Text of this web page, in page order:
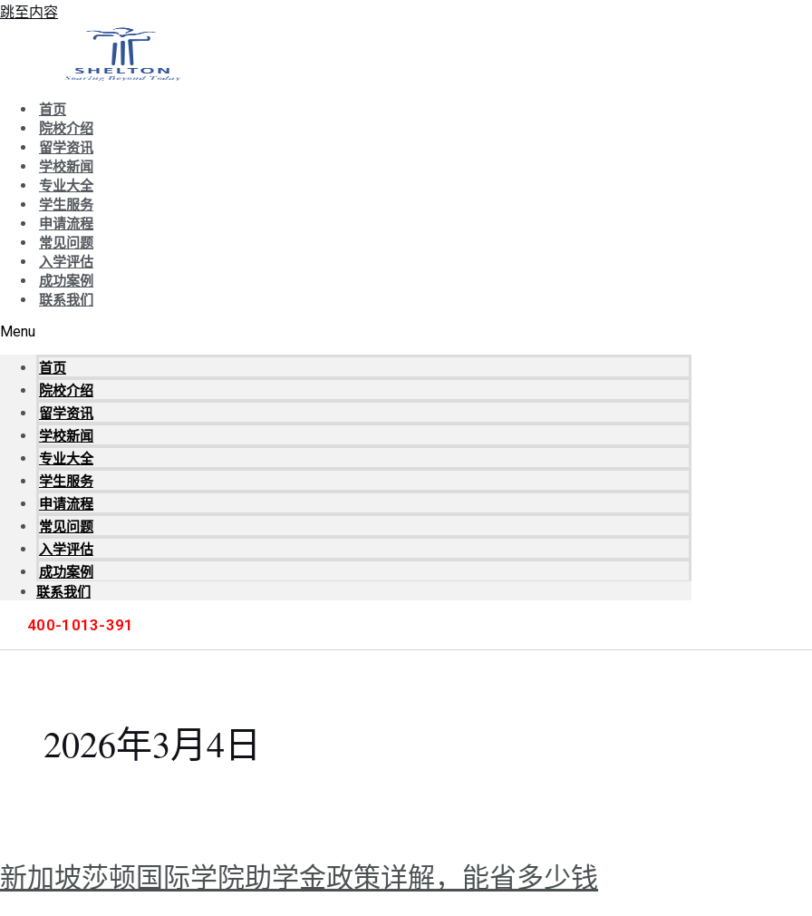
跳至内容
首页
院校介绍
留学资讯
学校新闻
专业大全
学生服务
申请流程
常见问题
入学评估
成功案例
联系我们
Menu
首页
院校介绍
留学资讯
学校新闻
专业大全
学生服务
申请流程
常见问题
入学评估
成功案例
联系我们
400-1013-391
2026年3月4日
新加坡莎顿国际学院助学金政策详解，能省多少钱